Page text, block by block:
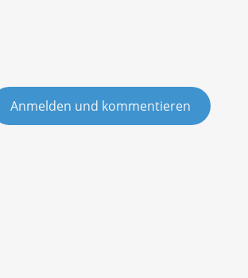
Anmelden und kommentieren